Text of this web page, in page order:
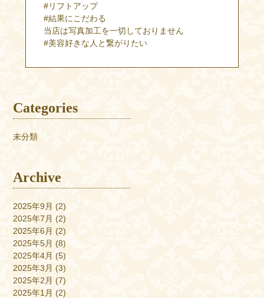
#リフトアップ
#結果にこだわる
当店は写真加工を一切しておりません
#美容好きな人と繋がりたい
Categories
未分類
Archive
2025年9月 (2)
2025年7月 (2)
2025年6月 (2)
2025年5月 (8)
2025年4月 (5)
2025年3月 (3)
2025年2月 (7)
2025年1月 (2)